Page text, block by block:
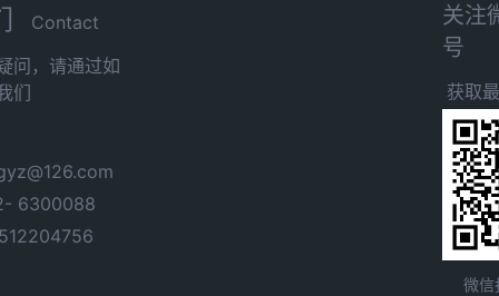
Contact
问，请通过如
们
6300088
关注
号
获取
微信